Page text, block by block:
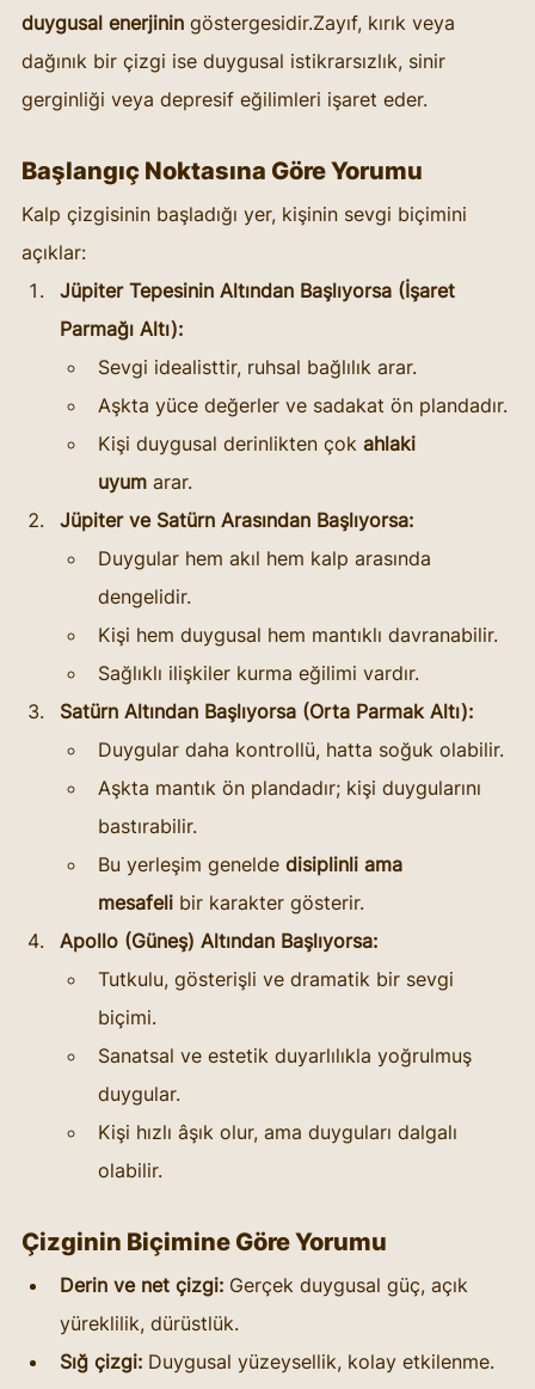
duygusal enerjinin göstergesidir.Zayıf, kırık veya
dağınık bir çizgi ise duygusal istikrarsızlık, sinir
gerginliği veya depresif eğilimleri işaret eder.
Başlangıç Noktasına Göre Yorumu
Kalp çizgisinin başladığı yer, kişinin sevgi biçimini
açıklar:
Jüpiter Tepesinin Altından Başlıyorsa (İşaret
Parmağı Altı):
Sevgi idealisttir, ruhsal bağlılık arar.
Aşkta yüce değerler ve sadakat ön plandadır.
Kişi duygusal derinlikten çok ahlaki
uyum arar.
Jüpiter ve Satürn Arasından Başlıyorsa:
Duygular hem akıl hem kalp arasında
dengelidir.
Kişi hem duygusal hem mantıklı davranabilir.
Sağlıklı ilişkiler kurma eğilimi vardır.
Satürn Altından Başlıyorsa (Orta Parmak Altı):
Duygular daha kontrollü, hatta soğuk olabilir.
Aşkta mantık ön plandadır; kişi duygularını
bastırabilir.
Bu yerleşim genelde disiplinli ama
mesafeli bir karakter gösterir.
Apollo (Güneş) Altından Başlıyorsa:
Tutkulu, gösterişli ve dramatik bir sevgi
biçimi.
Sanatsal ve estetik duyarlılıkla yoğrulmuş
duygular.
Kişi hızlı âşık olur, ama duyguları dalgalı
olabilir.
Çizginin Biçimine Göre Yorumu
Derin ve net çizgi: Gerçek duygusal güç, açık
yüreklilik, dürüstlük.
Sığ çizgi: Duygusal yüzeysellik, kolay etkilenme.